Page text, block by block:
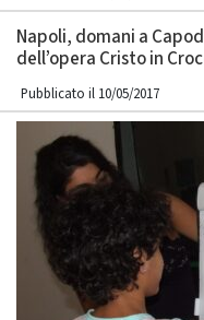
Napoli, domani a
dell’opera Cristo in
Pubblicato il 10/05/2017